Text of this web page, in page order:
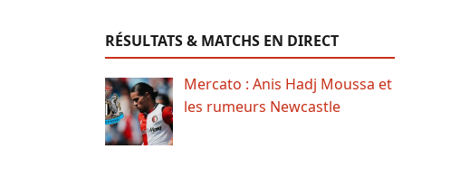
RÉSULTATS & MATCHS EN DIRECT
Mercato : Anis Hadj Moussa et
les rumeurs Newcastle